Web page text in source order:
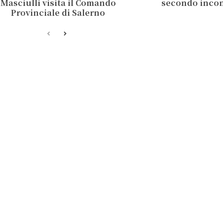
Masciulli visita il Comando
Provinciale di Salerno
secondo